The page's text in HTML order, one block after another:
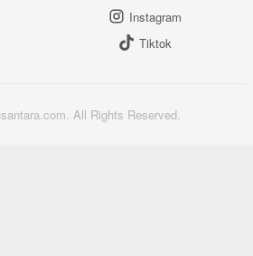
Instagram
Tiktok
All Rights Reserved.